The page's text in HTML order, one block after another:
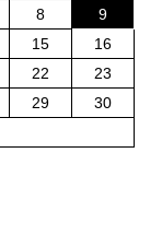
8
9
15
16
22
23
29
30